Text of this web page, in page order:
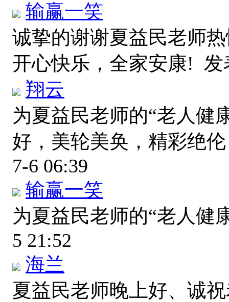
输赢一笑
诚挚的谢谢夏益民老师
开心快乐，全家安康! 发
翔云
为夏益民老师的“老人健
好，美轮美奂，精彩绝
7-6 06:39
输赢一笑
为夏益民老师的“老人健
5 21:52
海兰
夏益民老师晚上好、诚